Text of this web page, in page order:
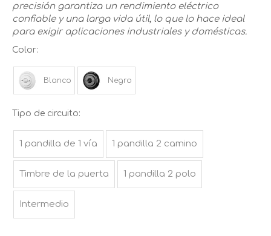
precisión garantiza un rendimiento eléctrico
confiable y una larga vida útil, lo que lo hace ideal
para exigir aplicaciones industriales y domésticas.
Color:
Blanco Negro
Tipo de circuito:
1 pandilla de 1 vía 1 pandilla 2 camino
Timbre de la puerta 1 pandilla 2 polo
Intermedio